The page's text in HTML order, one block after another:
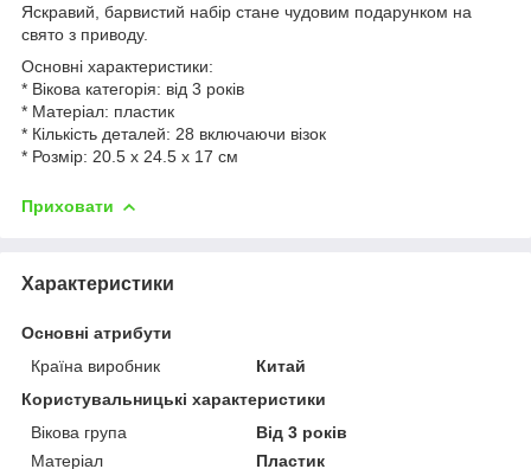
Яскравий, барвистий набір стане чудовим подарунком на
свято з приводу.
Основні характеристики:
* Вікова категорія: від 3 років
* Матеріал: пластик
* Кількість деталей: 28 включаючи візок
* Розмір: 20.5 х 24.5 х 17 см
Приховати
Характеристики
Основні атрибути
Країна виробник
Китай
Користувальницькі характеристики
Вікова група
Від 3 років
Матеріал
Пластик